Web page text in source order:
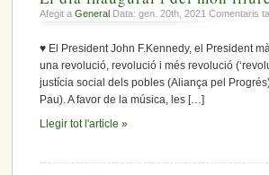
Afegit a General Data: gen. 20th, 2021 Comentaris
♥ El President John F.Kennedy, el President
una revolució, revolució i més revolució
justícia social dels pobles (Aliança pel
Pau). A favor de la música, les […]
Llegir tot l'article »